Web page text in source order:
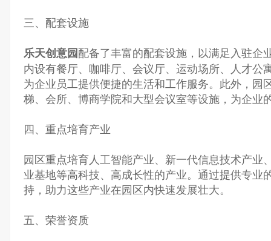
三、配套设施
乐天创意园配备了丰富的配套设施，以满足入驻企
内设有餐厅、咖啡厅、会议厅、运动场所、人才公
为企业员工提供便捷的生活和工作服务。此外，园
梯、会所、博商学院和大型会议室等设施，为企业
四、重点培育产业
园区重点培育人工智能产业、新一代信息技术产业
业基地等高科技、高成长性的产业。通过提供专业
持，助力这些产业在园区内快速发展壮大。
五、荣誉资质